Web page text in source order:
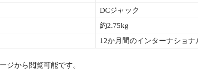
DCジャック
約2.75kg
12か月間のインターナショナ
ジから閲覧可能です。